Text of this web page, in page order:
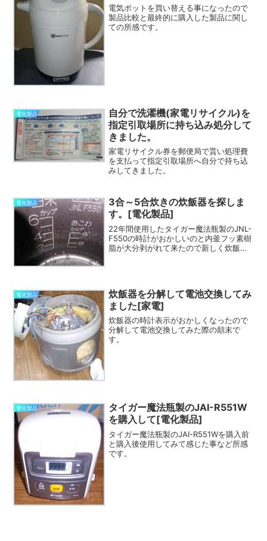
電気ポットを買い替える事になったので
製品比較と最終的に購入した製品に関し
ての所感です。
電化製品
自分で洗濯機(家電リサイクル)を
指定引取場所に持ち込み処分して
きました。
家電リサイクル券を郵便局で貰い処理費
を支払って指定引取場所へ自分で持ち込
みしてきました。
電化製品
3合～5合炊きの炊飯器を探しま
す。[電化製品]
22年間使用したタイガー魔法瓶製のJNL-
F550の時計がおかしいのと内釜フッ素樹
脂が大分剥がれて来たので新しく炊飯器
電化製品
炊飯器を分解して電池交換してみ
ました[家電]
炊飯器の時計表示がおかしくなったので
分解して電池交換してみた際の顛末で
す。
電化製品
タイガー魔法瓶製のJAI-R551W
を購入して[電化製品]
タイガー魔法瓶製のJAI-R551Wを購入前
と購入後使用してみて感じた事など所感
です。